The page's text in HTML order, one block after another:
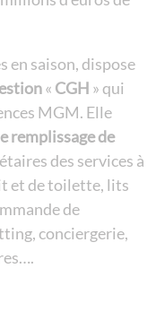
en saison, dispose
« CGH » qui
MGM. Elle
remplissage de
des services à
et de toilette, lits
de
conciergerie,